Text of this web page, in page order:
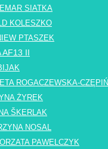
SIATKA
KOLESZKO
PTASZEK
AF13 II
ROGACZEWSKA-
ŻYREK
ŠKERLAK
NOSAL
PAWELCZYK